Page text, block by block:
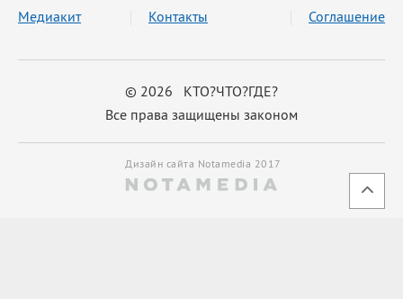
© 2026 КТО?ЧТО?ГДЕ?
Все права защищены законом
Медиакит Контакты Соглашение
Дизайн сайта Notamedia 2017